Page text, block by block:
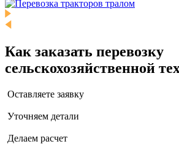
Как заказать перевозку
сельскохозяйственной
Оставляете заявку
Уточняем детали
Делаем расчет